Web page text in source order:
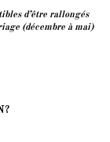
d’être rallongés
(décembre à mai)